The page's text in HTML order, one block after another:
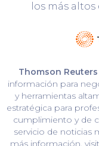
los más
Thomson Reuters
información para
y herramientas
estratégica para
cumplimiento y de
servicio de noticias
más información,